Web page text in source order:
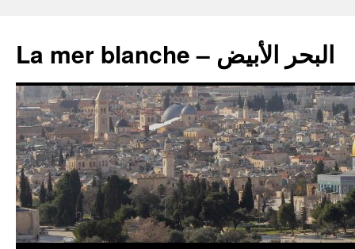
La mer blanche – البحر الأبيض